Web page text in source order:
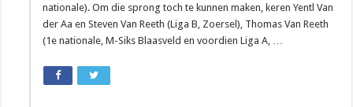
nationale). Om die sprong toch te kunnen maken, keren Yentl Van
der Aa en Steven Van Reeth (Liga B, Zoersel), Thomas Van Reeth
(1e nationale, M-Siks Blaasveld en voordien Liga A, …